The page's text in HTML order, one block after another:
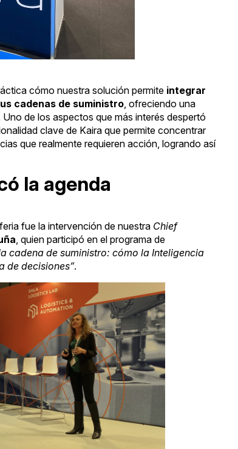
cómo nuestra solución permite integrar
cadenas de suministro, ofreciendo una
de los aspectos que más interés despertó
clave de Kaira que permite concentrar
que realmente requieren acción, logrando así
la agenda
fue la intervención de nuestra Chief
, quien participó en el programa de
cadena de suministro: cómo la Inteligencia
de decisiones”.